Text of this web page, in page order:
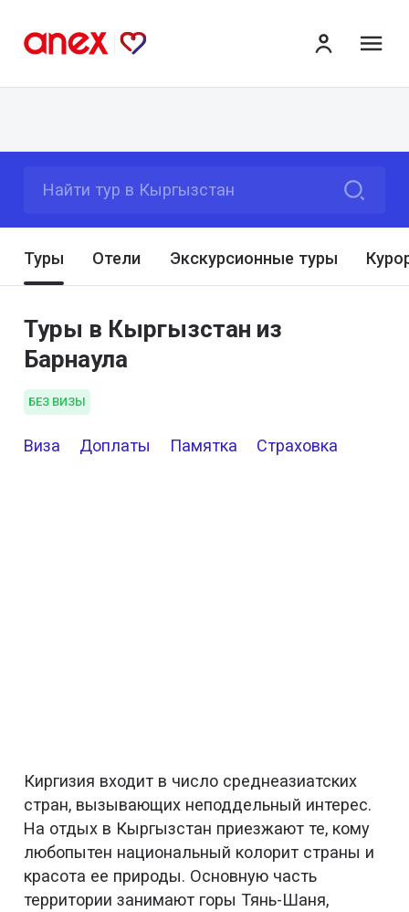
Найти тур в Кыргызстан
Туры Отели Экскурсионные туры
Туры в Кыргызстан из
Барнаула
БЕЗ ВИЗЫ
Виза Доплаты Памятка Страховка
Киргизия входит в число среднеазиатских
стран, вызывающих неподдельный интерес.
На отдых в Кыргызстан приезжают те, кому
любопытен национальный колорит страны и
красота ее природы. Основную часть
территории занимают горы Тянь-Шаня,